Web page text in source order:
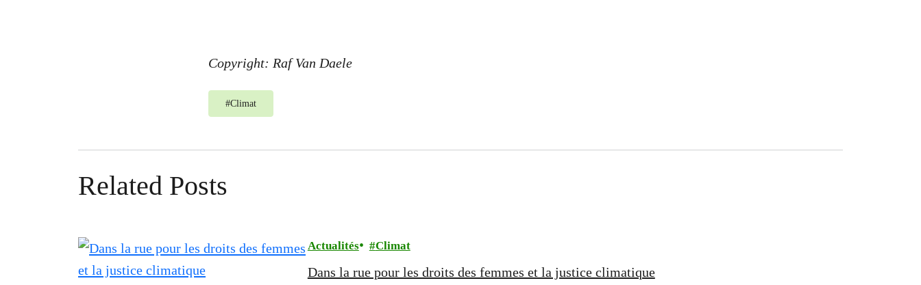
Copyright: Raf Van Daele
#Climat
Related Posts
Actualités Climat
Dans la rue pour les droits des femmes et la justice climatique